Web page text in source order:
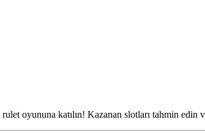
oyununa katılın! Kazanan slotları tahmin